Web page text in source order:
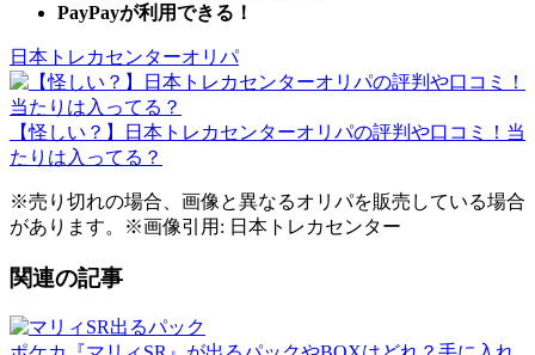
PayPayが利用できる！
日本トレカセンターオリパ
【怪しい？】日本トレカセンターオリパの評判や口コミ！当
たりは入ってる？
※売り切れの場合、画像と異なるオリパを販売している場合
があります。※画像引用: 日本トレカセンター
関連の記事